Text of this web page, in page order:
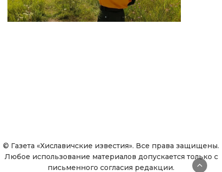
© Газета «Хиславичские известия». Все права защищены.
Любое использование материалов допускается только с
письменного согласия редакции.